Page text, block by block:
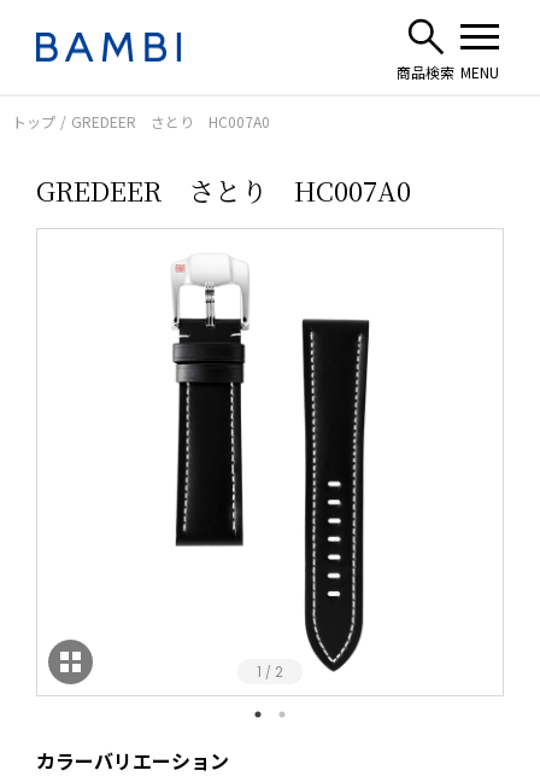
トップ GREDEER さとり HC007A0
GREDEER さとり HC007A0
1 / 2
カラーバリエーション